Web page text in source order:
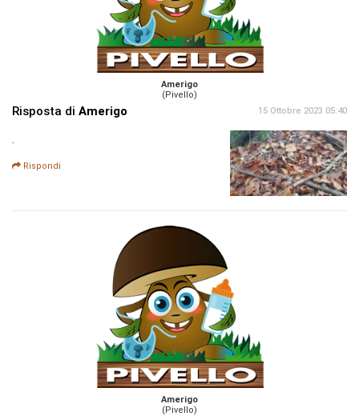
Amerigo
(Pivello)
Risposta di Amerigo 15 Ottobre 2023 05:40
.
Rispondi
Amerigo
(Pivello)